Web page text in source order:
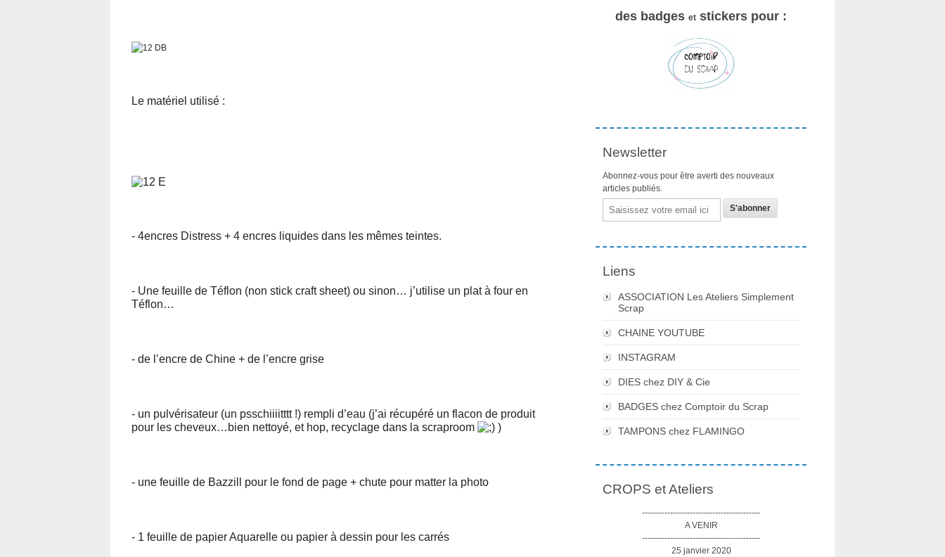
Le matériel utilisé :
- 4encres Distress + 4 encres liquides dans les mêmes teintes.
- Une feuille de Téflon (non stick craft sheet) ou sinon… j’utilise un plat à four en
Téflon…
- de l’encre de Chine + de l’encre grise
- un pulvérisateur (un psschiiiitttt !) rempli d’eau (j’ai récupéré un flacon de produit
pour les cheveux…bien nettoyé, et hop, recyclage dans la scraproom
)
- une feuille de Bazzill pour le fond de page + chute pour matter la photo
- 1 feuille de papier Aquarelle ou papier à dessin pour les carrés
des badges et stickers pour :
Newsletter
Abonnez-vous pour être averti des nouveaux
articles publiés.
Email
Liens
ASSOCIATION Les Ateliers Simplement
Scrap
CHAINE YOUTUBE
INSTAGRAM
DIES chez DIY & Cie
BADGES chez Comptoir du Scrap
TAMPONS chez FLAMINGO
CROPS et Ateliers
------------------------------------------
A VENIR
------------------------------------------
25 janvier 2020